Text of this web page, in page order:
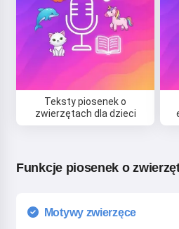
Teksty piosenek o
zwierzętach dla dzieci
Funkcje piosenek o
Motywy zwierzęce
Przeczytaj
Rozpoczynając korzystanie z
Regulamin
Polityka